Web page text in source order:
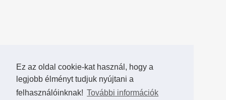
Ez az oldal cookie-kat használ, hogy a
legjobb élményt tudjuk nyújtani a
felhasználóinknak! További információk